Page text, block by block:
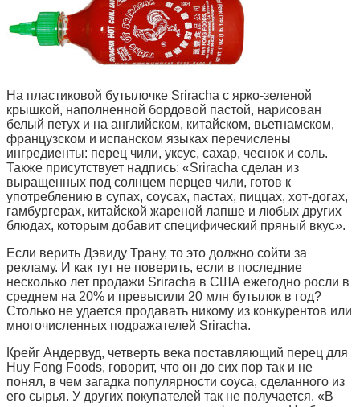
На пластиковой бутылочке Sriracha с ярко-зеленой
крышкой, наполненной бордовой пастой, нарисован
белый петух и на английском, китайском, вьетнамском,
французском и испанском языках перечислены
ингредиенты: перец чили, уксус, сахар, чеснок и соль.
Также присутствует надпись: «Sriracha сделан из
выращенных под солнцем перцев чили, готов к
употреблению в супах, соусах, пастах, пиццах, хот-догах,
гамбургерах, китайской жареной лапше и любых других
блюдах, которым добавит специфический пряный вкус».
Если верить Дэвиду Трану, то это должно сойти за
рекламу. И как тут не поверить, если в последние
несколько лет продажи Sriracha в США ежегодно росли в
среднем на 20% и превысили 20 млн бутылок в год?
Столько не удается продавать никому из конкурентов или
многочисленных подражателей Sriracha.
Крейг Андервуд, четверть века поставляющий перец для
Huy Fong Foods, говорит, что он до сих пор так и не
понял, в чем загадка популярности соуса, сделанного из
его сырья. У других покупателей так не получается. «В